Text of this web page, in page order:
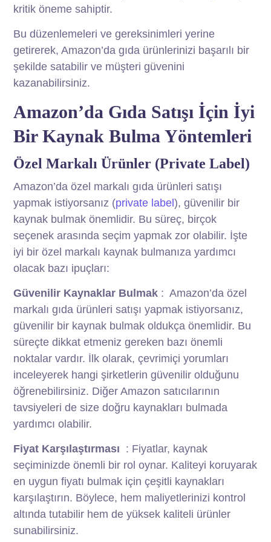
kritik öneme sahiptir.
Bu düzenlemeleri ve gereksinimleri yerine
getirerek, Amazon’da gıda ürünlerinizi başarılı bir
şekilde satabilir ve müşteri güvenini
kazanabilirsiniz.
Amazon’da Gıda Satışı İçin İyi
Bir Kaynak Bulma Yöntemleri
Özel Markalı Ürünler (Private Label)
Amazon’da özel markalı gıda ürünleri satışı
yapmak istiyorsanız (private label), güvenilir bir
kaynak bulmak önemlidir. Bu süreç, birçok
seçenek arasında seçim yapmak zor olabilir. İşte
iyi bir özel markalı kaynak bulmanıza yardımcı
olacak bazı ipuçları:
Güvenilir Kaynaklar Bulmak : Amazon’da özel
markalı gıda ürünleri satışı yapmak istiyorsanız,
güvenilir bir kaynak bulmak oldukça önemlidir. Bu
süreçte dikkat etmeniz gereken bazı önemli
noktalar vardır. İlk olarak, çevrimiçi yorumları
inceleyerek hangi şirketlerin güvenilir olduğunu
öğrenebilirsiniz. Diğer Amazon satıcılarının
tavsiyeleri de size doğru kaynakları bulmada
yardımcı olabilir.
Fiyat Karşılaştırması : Fiyatlar, kaynak
seçiminizde önemli bir rol oynar. Kaliteyi koruyarak
en uygun fiyatı bulmak için çeşitli kaynakları
karşılaştırın. Böylece, hem maliyetlerinizi kontrol
altında tutabilir hem de yüksek kaliteli ürünler
sunabilirsiniz.